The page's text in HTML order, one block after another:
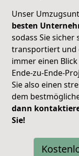
Unser
besten
sodass Sie
transportiert und
immer einen
Ende-zu-Ende-
Sie also einen
dem
dann
Sie!